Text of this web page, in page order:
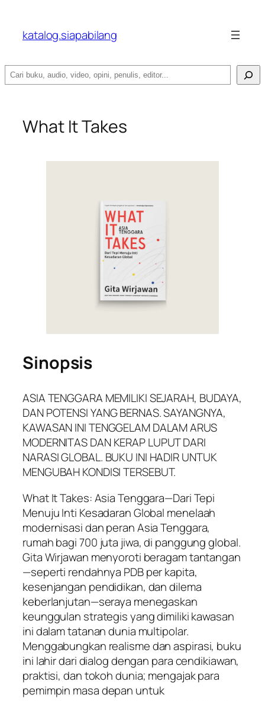
katalog.siapabilang
Search
What It Takes
Sinopsis
ASIA TENGGARA MEMILIKI SEJARAH, BUDAYA,
DAN POTENSI YANG BERNAS. SAYANGNYA,
KAWASAN INI TENGGELAM DALAM ARUS
MODERNITAS DAN KERAP LUPUT DARI
NARASI GLOBAL. BUKU INI HADIR UNTUK
MENGUBAH KONDISI TERSEBUT.
What It Takes: Asia Tenggara—Dari Tepi
Menuju Inti Kesadaran Global menelaah
modernisasi dan peran Asia Tenggara,
rumah bagi 700 juta jiwa, di panggung global.
Gita Wirjawan menyoroti beragam tantangan
—seperti rendahnya PDB per kapita,
kesenjangan pendidikan, dan dilema
keberlanjutan—seraya menegaskan
keunggulan strategis yang dimiliki kawasan
ini dalam tatanan dunia multipolar.
Menggabungkan realisme dan aspirasi, buku
ini lahir dari dialog dengan para cendikiawan,
praktisi, dan tokoh dunia; mengajak para
pemimpin masa depan untuk